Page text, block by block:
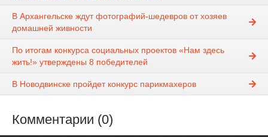
В Архангельске ждут фотографий-шедевров от хозяев
домашней живности
По итогам конкурса социальных проектов «Нам здесь
жить!» утверждены 8 победителей
В Новодвинске пройдет конкурс парикмахеров
Комментарии (0)